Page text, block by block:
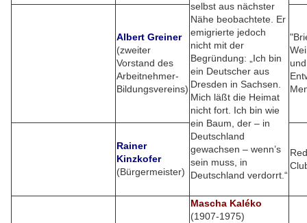
selbst aus nächster
Nähe beobachtete. Er
emigrierte jedoch
nicht mit der
Begründung: „Ich bin
ein Deutscher aus
Dresden in Sachsen.
Mich läßt die Heimat
nicht fort. Ich bin wie
ein Baum, der – in
Deutschland
gewachsen – wenn’s
sein muss, in
Deutschland verdorrt.“
Albert Greiner
(zweiter
Vorstand des
Arbeitnehmer-
Bildungsvereins)
Rainer
Kinzkofer
(Bürgermeister)
Mascha Kaléko
(1907-1975)